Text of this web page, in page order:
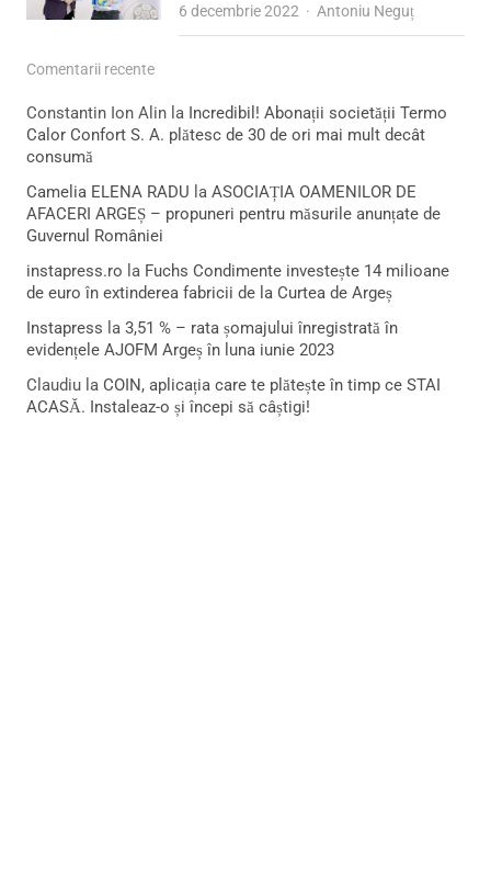
6 decembrie 2022 Author
Antoniu Neguț
Comentarii recente
Constantin Ion Alin la Incredibil! Abonații societății Termo
Calor Confort S. A. plătesc de 30 de ori mai mult decât
consumă
Camelia ELENA RADU la ASOCIAȚIA OAMENILOR DE
AFACERI ARGEȘ – propuneri pentru măsurile anunțate de
Guvernul României
instapress.ro la Fuchs Condimente investește 14 milioane
de euro în extinderea fabricii de la Curtea de Argeș
Instapress la 3,51 % – rata șomajului înregistrată în
evidențele AJOFM Argeș în luna iunie 2023
Claudiu la COIN, aplicația care te plătește în timp ce STAI
ACASĂ. Instaleaz-o și începi să câștigi!